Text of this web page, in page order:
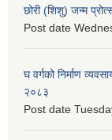
छोरी (शिशु) जन्म
Post date
घ वर्गको निर्माण
२०८३
Post date